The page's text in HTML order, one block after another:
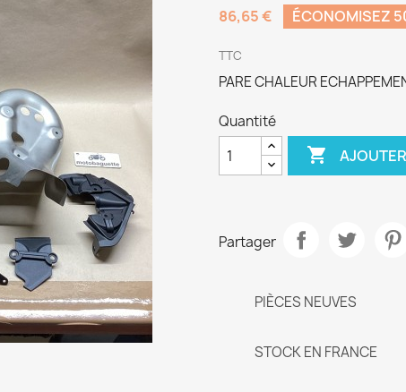
86,65 €
ÉCONOMISEZ
TTC
PARE CHALEUR
Quantité

Partager
PIÈCES NEUVES
STOCK EN FRANCE